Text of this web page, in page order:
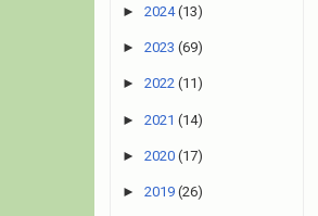
► 2024 (13)
► 2023 (69)
► 2022 (11)
► 2021 (14)
► 2020 (17)
► 2019 (26)